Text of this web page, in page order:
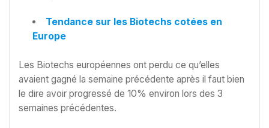
Tendance sur les Biotechs cotées en
Europe
Les Biotechs européennes ont perdu ce qu’elles
avaient gagné la semaine précédente après il faut bien
le dire avoir progressé de 10% environ lors des 3
semaines précédentes.